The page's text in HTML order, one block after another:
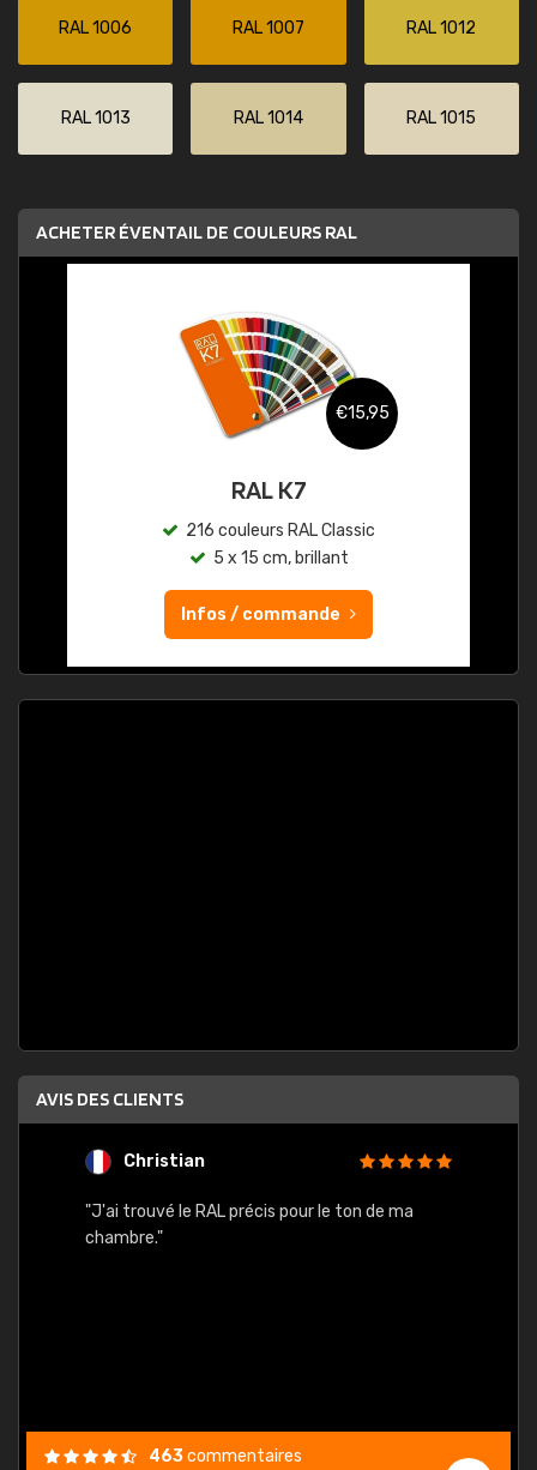
RAL 1006 RAL 1007 RAL 1012
RAL 1013 RAL 1014 RAL 1015
ACHETER ÉVENTAIL DE COULEURS RAL
€15,95
RAL K7
216 couleurs RAL Classic
5 x 15 cm, brillant
Infos / commande
AVIS DES CLIENTS
Christian
"J'ai trouvé le RAL précis pour le ton de ma
chambre."
463commentaires